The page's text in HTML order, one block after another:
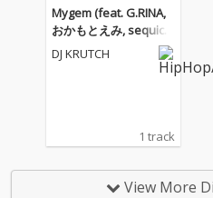
Mygem (feat. G.RINA,
おかもとえみ, sequick
& grooveman Spot) [gr
ooveman Spot Remix]
DJ KRUTCH
1 track
View More